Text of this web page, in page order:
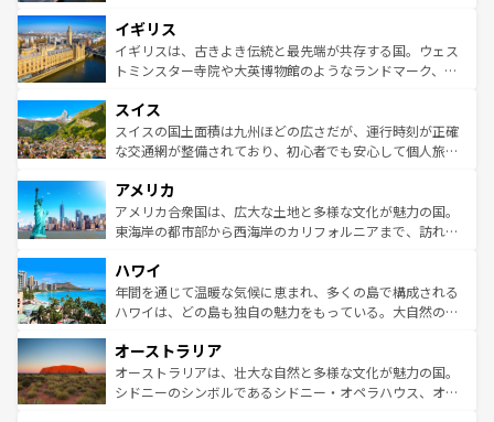
いる。シャンパンの発祥地であるランス、プロヴァンスの
香り高いラベンダー畑など、多彩な楽しみ方が可能だ。さ
らに、パリ以外の地域にも魅力が溢れており、どの街角に
れる地方に足を運ぶとそれぞれで全く異なる文化を体験で
きるだろう。 なお、新着のフランス情報はコンテンツ一覧
を参照してほしい。
顔を持つこの国は、どこを歩いても飽きることがない。ベ
ルリンの文化的活気、バイエルン州のアルプスの絶景、そ
してライン川沿いのワイン畑といった風景は必見。ビール
は、お酒好きな人にはぜひ体験してほしい。 なお、新着の
ドイツ情報はコンテンツ一覧を参照してほしい。
イギリス
イギリスは、古きよき伝統と最先端が共存する国。ウェス
トミンスター寺院や大英博物館のようなランドマーク、歴
リアごとに異なる魅力がある。また、優雅なアフタヌーン
ティー、ビール好きにはたまらない英国パブ、サッカー観
戦など、本場だからこそできる体験も豊富。イギリスを旅
ンツ一覧を参照してほしい。
スイス
スイスの国土面積は九州ほどの広さだが、運行時刻が正確
な交通網が整備されており、初心者でも安心して個人旅行
の建物がそのまま残る町や、スイスならではのユニークな
博物館もあり、アルプス観光だけでなく町歩きも満喫する
ことができる。国民の所得が高いため物価も高いが、旅行
ば市内交通費無料で観光を楽しむこともできる。 なお、新
着のスイス情報はコンテンツ一覧 を参照してほしい。
アメリカ
アメリカ合衆国は、広大な土地と多様な文化が魅力の国。
東海岸の都市部から西海岸のカリフォルニアまで、訪れる
のような巨大都市は、観光、ショッピング、エンターテイ
ンメントが詰まった刺激的なスポットだ。一方、アメリカ
西部には大自然が広がり、グランドキャニオンやイエロー
部のニューオーリンズでは、音楽と美食が融合した独特の
文化が魅力。旅行者はアメリカの各地域で異なる魅力を楽
しみながら、その多様性と豊かな歴史を感じることができ
ハワイ
年間を通じて温暖な気候に恵まれ、多くの島で構成される
ハワイは、どの島も独自の魅力をもっている。大自然の神
ワイ島は見逃せない。また、定番の観光地といえばオアフ
島だが、静かな自然を求めるならマウイ島やカウアイ島が
おすすめ。エメラルドグリーンに輝く海をはじめ、豊かな
オーストラリア
オーストラリアは、壮大な自然と多様な文化が魅力の国。
シドニーのシンボルであるシドニー・オペラハウス、オー